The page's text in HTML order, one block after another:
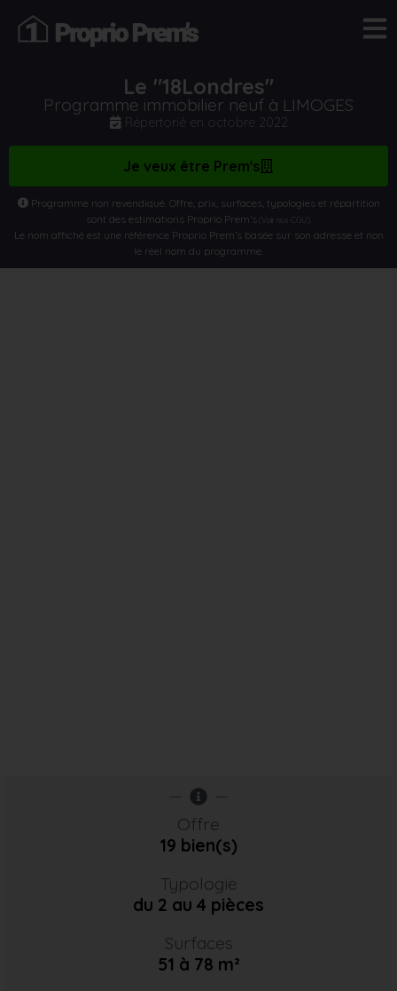
Le "18Londres"
Programme immobilier neuf à LIMOGES
Répertorié en octobre 2022
Je veux être Prem's
Programme non revendiqué. Offre, prix, surfaces, typologies et répartition
sont des estimations Proprio Prem’s(Voir nos CGU)
Le nom affiché est une référence Proprio Prem’s basée sur son adresse et non
le réel nom du programme.
Offre
19 bien(s)
Typologie
du 2 au 4 pièces
Surfaces
51 à 78 m²